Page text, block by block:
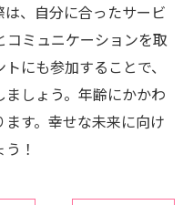
、自分に合ったサービ
コミュニケーションを取
にも参加することで、
しょう。年齢にかかわ
す。幸せな未来に向け
！